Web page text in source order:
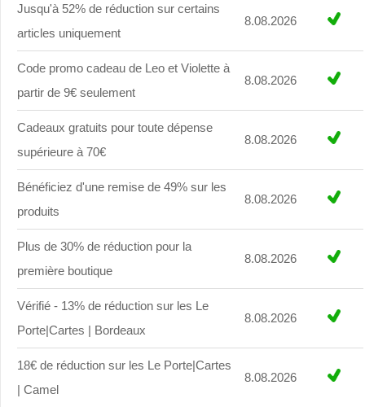
Jusqu'à 52% de réduction sur certains
articles uniquement
8.08.2026
Code promo cadeau de Leo et Violette à
partir de 9€ seulement
8.08.2026
Cadeaux gratuits pour toute dépense
supérieure à 70€
8.08.2026
Bénéficiez d'une remise de 49% sur les
produits
8.08.2026
Plus de 30% de réduction pour la
première boutique
8.08.2026
Vérifié - 13% de réduction sur les Le
Porte|Cartes | Bordeaux
8.08.2026
18€ de réduction sur les Le Porte|Cartes
| Camel
8.08.2026